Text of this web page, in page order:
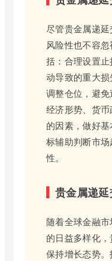
尽管贵金属递
风险性也不容
括：合理设置
动导致的重大
调整仓位，避
经济形势、货
的因素，做好
标辅助判断市
性。
贵金属递
随着全球金融
的日益多样化
保持增长态势